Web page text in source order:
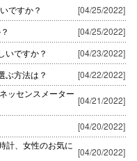
ですか？
[04/25/2022]
[04/25/2022]
いですか？
[04/23/2022]
ぶ方法は？
[04/22/2022]
ッセンスメーター
[04/21/2022]
[04/20/2022]
計、女性のお気に
[04/20/2022]